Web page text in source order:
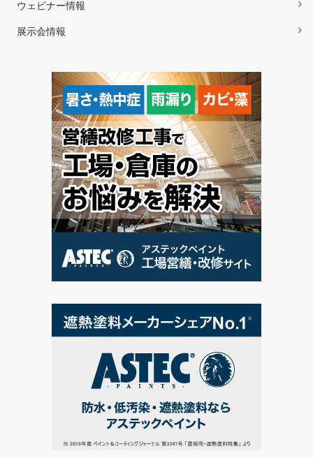
ウェビナー情報
展示会情報